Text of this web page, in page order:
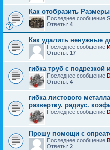
Как отобразить
Последнее сообщение
Ответы: 4
Как удалить ненужные
Последнее сообщение
Ответы: 17
гибка труб с подрезкой
Последнее сообщение
Ответы: 4
гибка листового
развертку. радиус.
Последнее сообщение
Прошу помощи с
Последнее сообщение
Ответы: 2